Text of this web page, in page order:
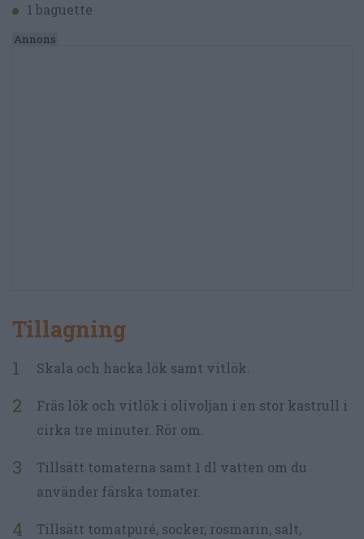
1 baguette
Tillagning
Skala och hacka lök samt vitlök.
Fräs lök och vitlök i olivoljan i en stor kastrull i
cirka tre minuter. Rör om.
Tillsätt tomaterna samt 1 dl vatten om du
använder färska tomater.
Tillsätt tomatpuré, socker, rosmarin, salt,